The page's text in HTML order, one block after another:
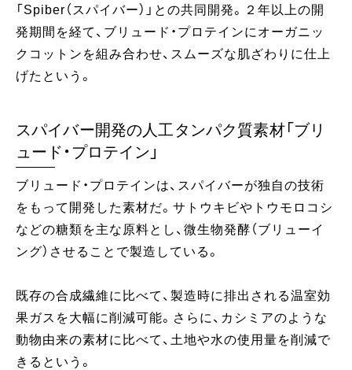
「Spiber（スパイバー）」との共同開発。２年以上の開
発期間を経て、ブリュード・プロテインにオーガニッ
クコットンを組み合わせ、スムーズな肌ざわりに仕上
げたという。
スパイバー開発の人工タンパク質素材「ブリ
ュード・プロテイン」
ブリュード・プロテインは、スパイバーが独自の技術
をもって開発した素材だ。サトウキビやトウモロコシ
などの糖類を主な原料とし、微生物発酵（ブリューイ
ング）させることで製造している。
既存の合成繊維に比べて、製造時に排出される温室効
果ガスを大幅に削減可能。さらに、カシミアのような
動物由来の素材に比べて、土地や水の使用量を削減で
きるという。